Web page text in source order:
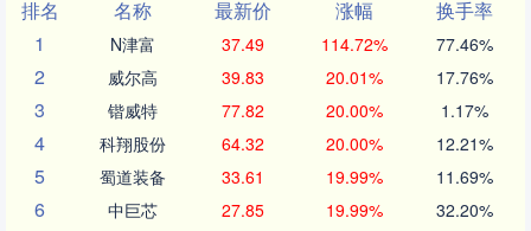
排名
名称 最新价 涨幅
换手率
1
N津富 37.49 114.72% 77.46%
2 威尔高 39.83 20.01% 17.76%
3 锴威特 77.82 20.00% 1.17%
4 科翔股份 64.32 20.00% 12.21%
5 蜀道装备 33.61 19.99% 11.69%
6 中巨芯 27.85 19.99% 32.20%